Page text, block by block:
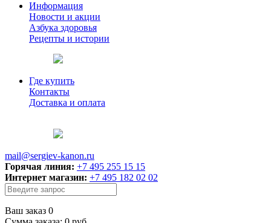
Информация
Новости и акции
Азбука здоровья
Рецепты и истории
Где купить
Контакты
Доставка и оплата
mail@sergiev-kanon.ru
Горячая линия: +7 495 255 15 15
Интернет магазин: +7 495 182 02 02
Ваш заказ 0